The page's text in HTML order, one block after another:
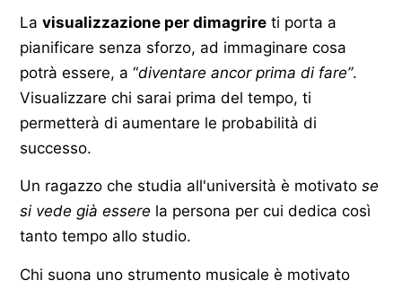
La visualizzazione per dimagrire ti porta a
pianificare senza sforzo, ad immaginare cosa
potrà essere, a “diventare ancor prima di fare”.
Visualizzare chi sarai prima del tempo, ti
permetterà di aumentare le probabilità di
successo.
Un ragazzo che studia all'università è motivato se
si vede già essere la persona per cui dedica così
tanto tempo allo studio.
Chi suona uno strumento musicale è motivato